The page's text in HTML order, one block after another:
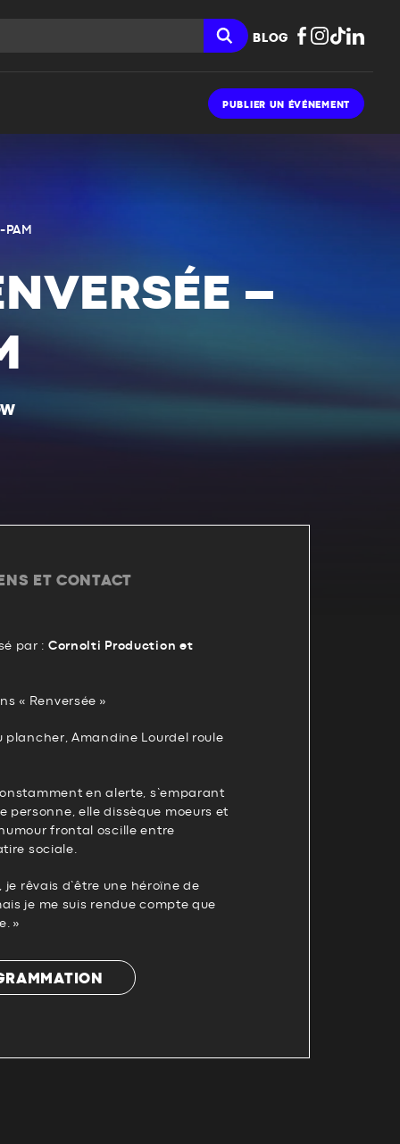
BLOG
PUBLIER UN ÉVÉNEMENT
–
ET CONTACT
par : Cornolti Production et
« Renversée »
plancher, Amandine Lourdel roule
en alerte, s’emparant
personne, elle dissèque moeurs et
frontal oscille entre
sociale.
je rêvais d’être une héroïne de
je me suis rendue compte que
»